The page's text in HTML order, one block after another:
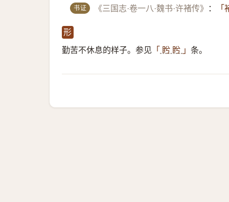
书证 《三国志·卷一八·魏书·许褚传》 ：
形
勤苦不休息的样子。参见 「 盻 盻 」 条。